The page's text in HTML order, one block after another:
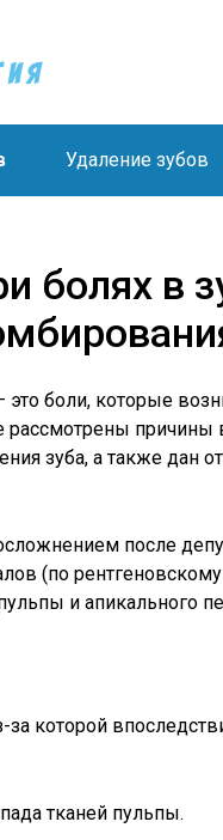
Удаление зубов
болях в
боли, которые
рассмотрены
зуба, а также дан
после
(по
и апикального
которой
тканей пульпы.